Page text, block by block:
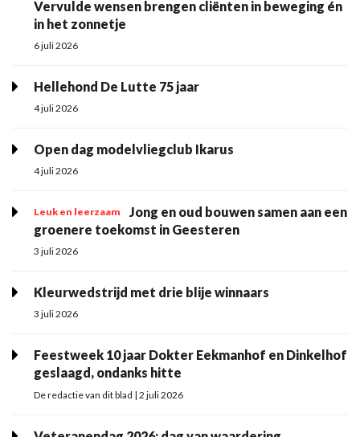
Vervulde wensen brengen cliënten in beweging én
in het zonnetje
6 juli 2026
Hellehond De Lutte 75 jaar
4 juli 2026
Open dag modelvliegclub Ikarus
4 juli 2026
Leuk en leerzaam
Jong en oud bouwen samen aan een
groenere toekomst in Geesteren
3 juli 2026
Kleurwedstrijd met drie blije winnaars
3 juli 2026
Feestweek 10 jaar Dokter Eekmanhof en Dinkelhof
geslaagd, ondanks hitte
De redactie van dit blad | 2 juli 2026